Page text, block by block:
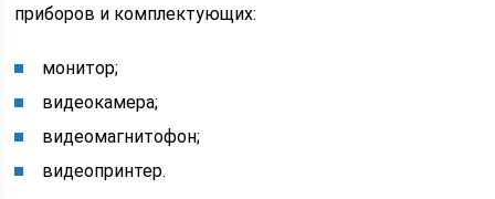
приборов и комплектующих:
монитор;
видеокамера;
видеомагнитофон;
видеопринтер.